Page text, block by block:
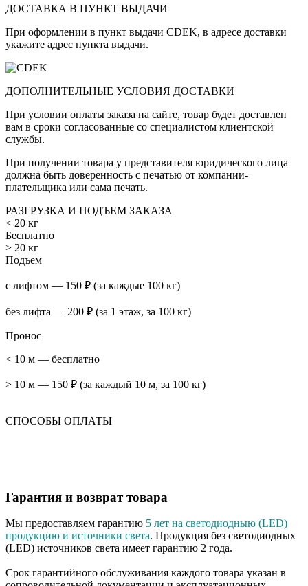
ДОСТАВКА В ПУНКТ ВЫДАЧИ
При оформлении в пункт выдачи CDEK, в адресе доставки
укажите адрес пункта выдачи.
ДОПОЛНИТЕЛЬНЫЕ УСЛОВИЯ ДОСТАВКИ
При условии оплаты заказа на сайте, товар будет доставлен
вам в сроки согласованные со специалистом клиентской
службы.
При получении товара у представителя юридического лица
должна быть доверенность с печатью от компании-
плательщика или сама печать.
РАЗГРУЗКА И ПОДЪЕМ ЗАКАЗА
< 20 кг
Бесплатно
> 20 кг
Подъем
с лифтом — 150 ₽ (за каждые 100 кг)
без лифта — 200 ₽ (за 1 этаж, за 100 кг)
Пронос
< 10 м — бесплатно
> 10 м — 150 ₽ (за каждый 10 м, за 100 кг)
СПОСОБЫ ОПЛАТЫ
Гарантия и возврат товара
Мы предоставляем гарантию 5 лет на светодиодныю (LED)
продукцию и источники света. Продукция без светодиодных
(LED) источников света имеет гарантию 2 года.
Срок гарантийного обслуживания каждого товара указан в